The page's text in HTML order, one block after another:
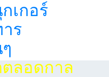
เกอร์
ร
ลอดกาล